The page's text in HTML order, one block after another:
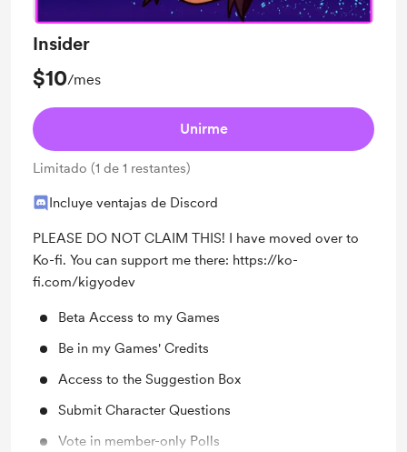
Insider
$10/mes
Unirme
Limitado (1 de 1 restantes)
Incluye ventajas de Discord
PLEASE DO NOT CLAIM THIS! I have moved over to
Ko-fi. You can support me there: https://ko-
fi.com/kigyodev
Beta Access to my Games
Be in my Games' Credits
Access to the Suggestion Box
Submit Character Questions
Vote in member-only Polls